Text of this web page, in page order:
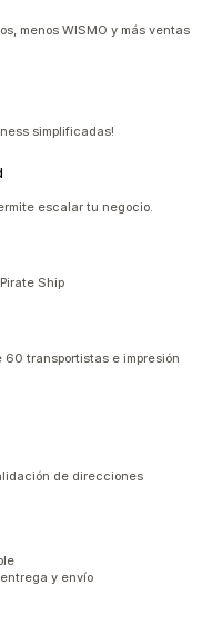
menos WISMO y más ventas
simplificadas!
escalar tu negocio.
Ship
60 transportistas e impresión
de direcciones
y envío